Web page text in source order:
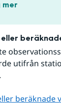
mer
utifrån
beräknade